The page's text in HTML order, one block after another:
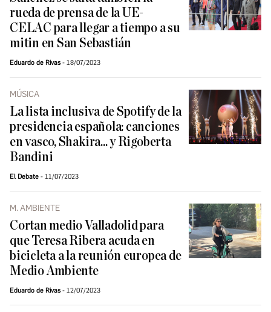
rueda de prensa de la UE-
CELAC para llegar a tiempo a su
mitin en San Sebastián
Eduardo de Rivas 18/07/2023
MÚSICA
La lista inclusiva de Spotify de la
presidencia española: canciones
en vasco, Shakira... y Rigoberta
Bandini
El Debate 11/07/2023
M. AMBIENTE
Cortan medio Valladolid para
que Teresa Ribera acuda en
bicicleta a la reunión europea de
Medio Ambiente
Eduardo de Rivas 12/07/2023